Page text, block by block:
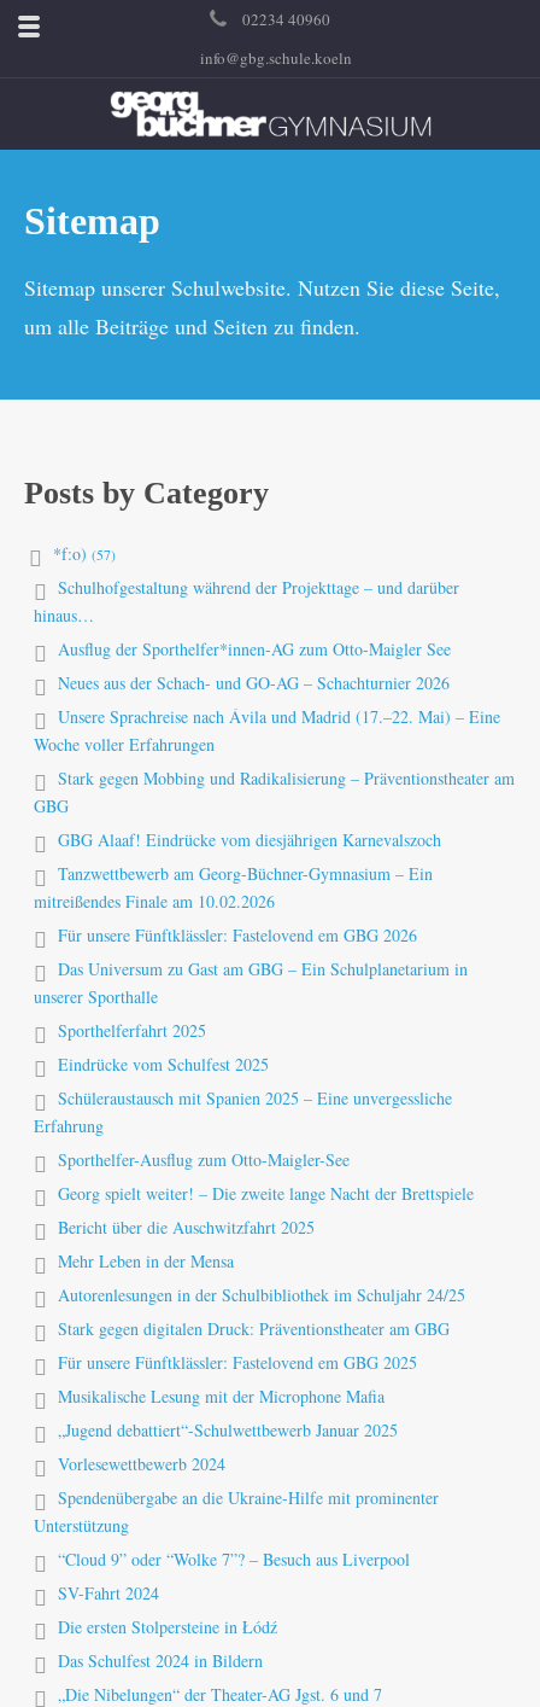
02234 40960
info@gbg.schule.koeln
Sitemap
Sitemap unserer Schulwebsite. Nutzen Sie diese Seite,
um alle Beiträge und Seiten zu finden.
Posts by Category
*f:o) (57)
Schulhofgestaltung während der Projekttage – und darüber
hinaus…
Ausflug der Sporthelfer*innen-AG zum Otto-Maigler See
Neues aus der Schach- und GO-AG – Schachturnier 2026
Unsere Sprachreise nach Ávila und Madrid (17.–22. Mai) – Eine
Woche voller Erfahrungen
Stark gegen Mobbing und Radikalisierung – Präventionstheater am
GBG
GBG Alaaf! Eindrücke vom diesjährigen Karnevalszoch
Tanzwettbewerb am Georg-Büchner-Gymnasium – Ein
mitreißendes Finale am 10.02.2026
Für unsere Fünftklässler: Fastelovend em GBG 2026
Das Universum zu Gast am GBG – Ein Schulplanetarium in
unserer Sporthalle
Sporthelferfahrt 2025
Eindrücke vom Schulfest 2025
Schüleraustausch mit Spanien 2025 – Eine unvergessliche
Erfahrung
Sporthelfer-Ausflug zum Otto-Maigler-See
Georg spielt weiter! – Die zweite lange Nacht der Brettspiele
Bericht über die Auschwitzfahrt 2025
Mehr Leben in der Mensa
Autorenlesungen in der Schulbibliothek im Schuljahr 24/25
Stark gegen digitalen Druck: Präventionstheater am GBG
Für unsere Fünftklässler: Fastelovend em GBG 2025
Musikalische Lesung mit der Microphone Mafia
„Jugend debattiert“-Schulwettbewerb Januar 2025
Vorlesewettbewerb 2024
Spendenübergabe an die Ukraine-Hilfe mit prominenter
Unterstützung
“Cloud 9” oder “Wolke 7”? – Besuch aus Liverpool
SV-Fahrt 2024
Die ersten Stolpersteine in Łódź
Das Schulfest 2024 in Bildern
„Die Nibelungen“ der Theater-AG Jgst. 6 und 7